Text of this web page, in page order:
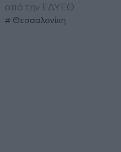
από την ΕΔΥΕΘ
Θεσσαλονίκη